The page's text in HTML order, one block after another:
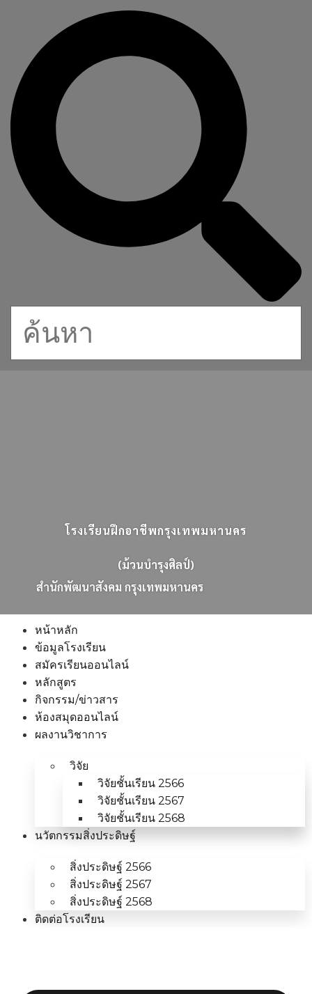
โรงเรียนฝึกอาชีพกรุงเทพมหานคร
(ม้วนบำรุงศิลป์)
สนกพฒนาสงคม กรงเทพมหานคร
หน้าหลัก
ข้อมูลโรงเรียน
สมัครเรียนออนไลน์
หลักสูตร
กิจกรรม/ข่าวสาร
ห้องสมุดออนไลน์
ผลงานวิชาการ
วิจัย
วิจัยชั้นเรียน 2566
วิจัยชั้นเรียน 2567
วิจัยชั้นเรียน 2568
นวัตกรรมสิ่งประดิษฐ์
สิ่งประดิษฐ์ 2566
สิ่งประดิษฐ์ 2567
สิ่งประดิษฐ์ 2568
ติดต่อโรงเรียน